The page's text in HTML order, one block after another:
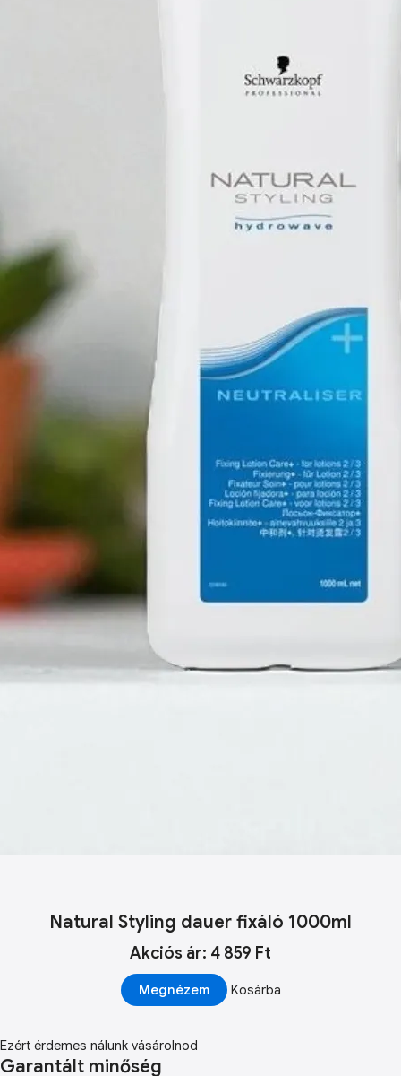
Natural Styling dauer fixáló 1000ml
Akciós ár: 4 859 Ft
Megnézem Kosárba
Ezért érdemes nálunk vásárolnod
Garantált minőség